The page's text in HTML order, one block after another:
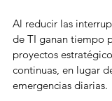
Al reducir las
de TI ganan tiempo
proyectos
continuas, en lugar
emergencias diarias.